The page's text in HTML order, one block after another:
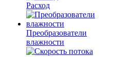
Расход
Преобразователи
влажности